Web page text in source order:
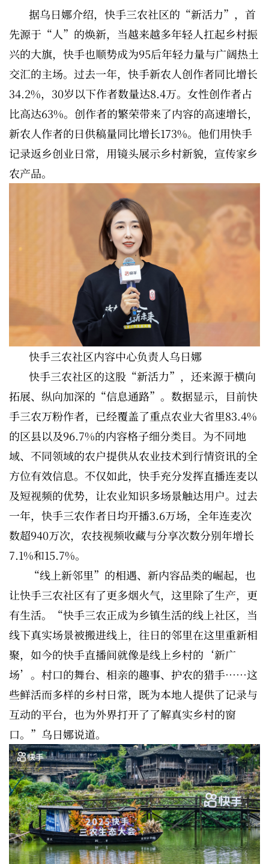
据乌日娜介绍，快手三农社区的“新活力”，首
先源于“人”的焕新，当越来越多年轻人扛起乡村振
兴的大旗，快手也顺势成为95后年轻力量与广阔热土
交汇的主场。过去一年，快手新农人创作者同比增长
34.2%，30岁以下作者数量达8.4万。女性创作者占
比高达63%。创作者的繁荣带来了内容的高速增长，
新农人作者的日供稿量同比增长173%。他们用快手
记录返乡创业日常，用镜头展示乡村新貌，宣传家乡
农产品。
快手三农社区内容中心负责人乌日娜
快手三农社区的这股“新活力”，还来源于横向
拓展、纵向加深的“信息通路”。数据显示，目前快
手三农万粉作者，已经覆盖了重点农业大省里83.4%
的区县以及96.7%的内容格子细分类目。为不同地
域、不同领域的农户提供从农业技术到行情资讯的全
方位有效信息。不仅如此，快手充分发挥直播连麦以
及短视频的优势，让农业知识多场景触达用户。过去
一年，快手三农作者日均开播3.6万场，全年连麦次
数超940万次，农技视频收藏与分享次数分别年增长
7.1%和15.7%。
“线上新邻里”的相遇、新内容品类的崛起，也
让快手三农社区有了更多烟火气，这里除了生产，更
有生活。“快手三农正成为乡镇生活的线上社区，当
线下真实场景被搬进线上，往日的邻里在这里重新相
聚，如今的快手直播间就像是线上乡村的‘新广
场’。村口的舞台、相亲的趣事、护农的猎手……这
些鲜活而多样的乡村日常，既为本地人提供了记录与
互动的平台，也为外界打开了了解真实乡村的窗
口。”乌日娜说道。